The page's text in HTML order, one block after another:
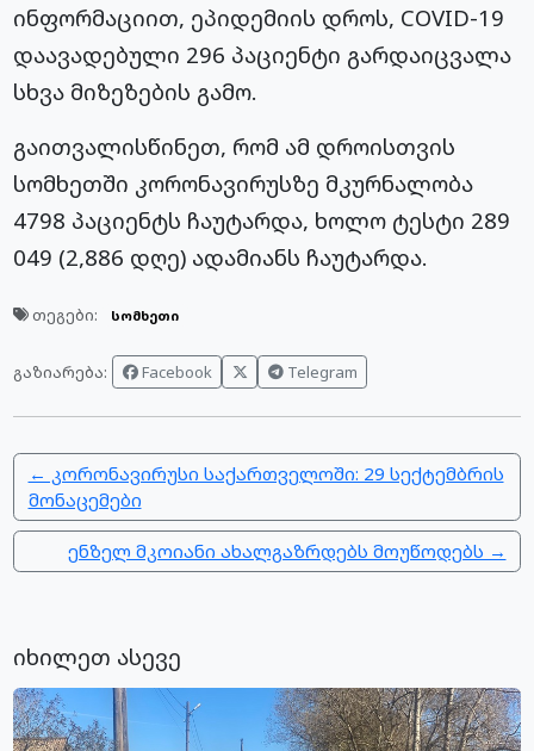
ინფორმაციით, ეპიდემიის დროს, COVID-19
დაავადებული 296 პაციენტი გარდაიცვალა
სხვა მიზეზების გამო.
გაითვალისწინეთ, რომ ამ დროისთვის
სომხეთში კორონავირუსზე მკურნალობა
4798 პაციენტს ჩაუტარდა, ხოლო ტესტი 289
049 (2,886 დღე) ადამიანს ჩაუტარდა.
თეგები: სომხეთი
გაზიარება: Facebook Telegram
← კორონავირუსი საქართველოში: 29 სექტემბრის
მონაცემები
ენზელ მკოიანი ახალგაზრდებს მოუწოდებს →
იხილეთ ასევე